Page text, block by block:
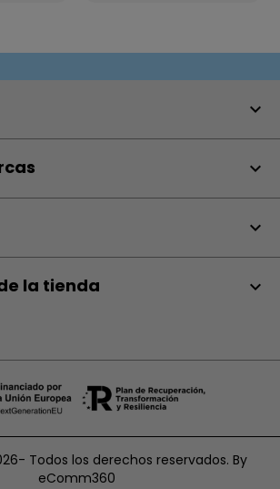



la tienda keyboard_arrow_down
Todos los derechos reservados. By
eComm360